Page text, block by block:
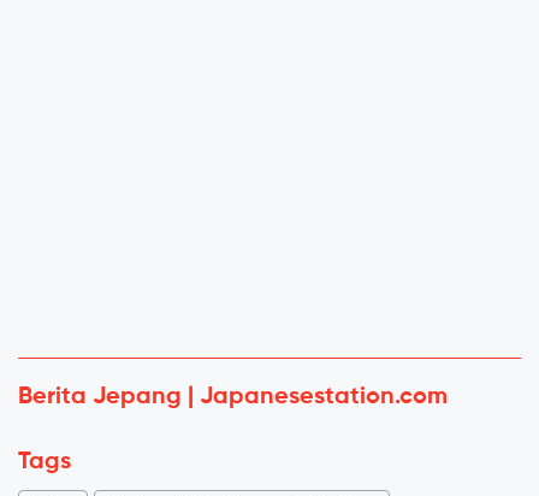
Berita Jepang | Japanesestation.com
Tags